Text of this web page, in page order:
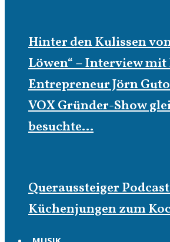
Hinter den Kulissen
Löwen“ – Interview
Entrepreneur Jörn
VOX Gründer-Show
besuchte…
Queraussteiger
Küchenjungen zum